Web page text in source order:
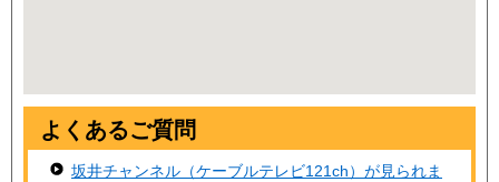
よくあるご質問
坂井チャンネル（ケーブルテレビ121ch）が見られま